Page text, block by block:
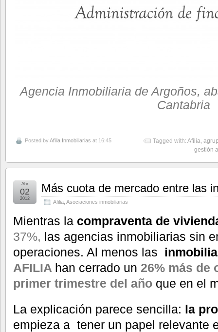
Agencia Inmobiliaria de Argoños,
Cantabria
Posted byAfilia Inmobiliarias at 16:45 Tagged with: Afilia,
gestión
Más cuota de mercado entre las
Afilia Asociaciones inmobiliarias
Abr
02
2012
Mientras la compraventa de
37%, las agencias inmobiliarias sin
operaciones. Al menos las
AFILIA han cerrado un 26% más de
primer trimestre del año que en el
La explicación parece sencilla: la
empieza a tener un papel relevante